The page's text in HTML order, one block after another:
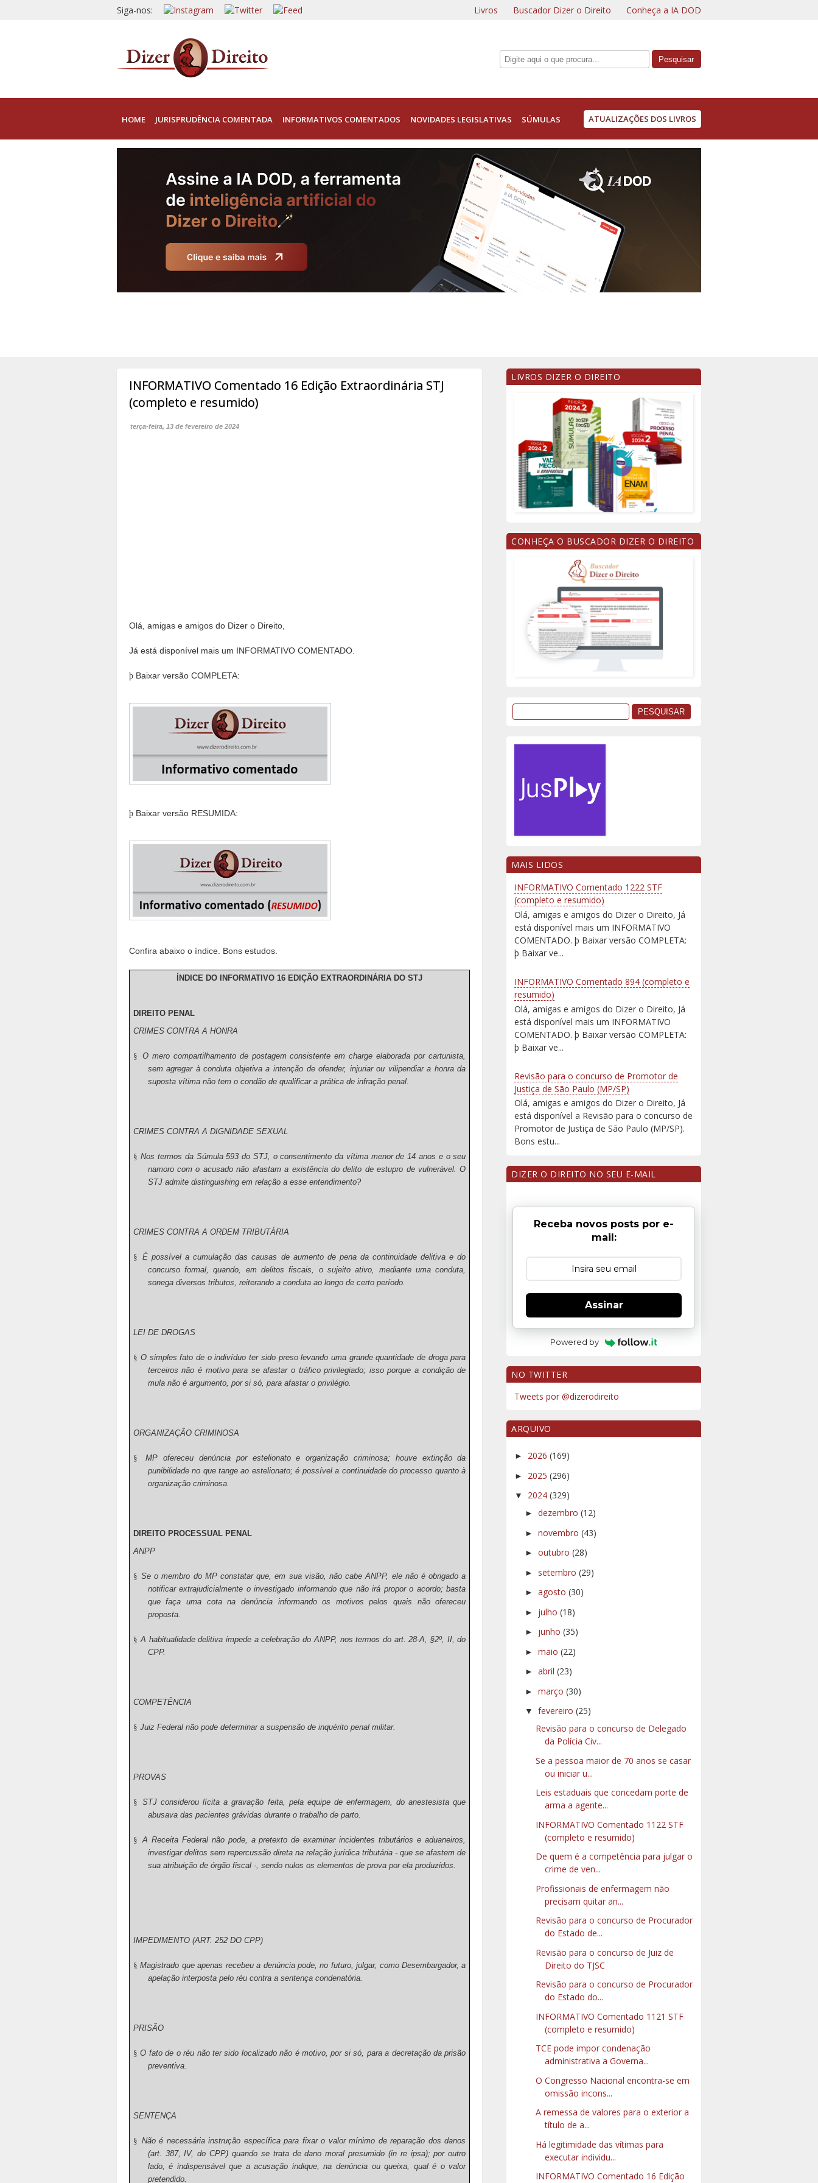
Siga-nos: Livros Buscador Dizer o Direito Conheça a IA DOD
HOME JURISPRUDÊNCIA COMENTADA INFORMATIVOS COMENTADOS NOVIDADES LEGISLATIVAS SÚMULAS ATUALIZAÇÕES DOS LIVROS
INFORMATIVO Comentado 16 Edição Extraordinária STJ
(completo e resumido)
terça-feira, 13 de fevereiro de 2024
Olá, amigas e amigos do Dizer o Direito,
Já está disponível mais um INFORMATIVO COMENTADO.
þ Baixar versão COMPLETA:
þ Baixar versão RESUMIDA:
Confira abaixo o índice. Bons estudos.
ÍNDICE DO INFORMATIVO 16 EDIÇÃO EXTRAORDINÁRIA DO STJ
DIREITO PENAL
CRIMES CONTRA A HONRA
§ O mero compartilhamento de postagem consistente em charge elaborada por cartunista,
sem agregar à conduta objetiva a intenção de ofender, injuriar ou vilipendiar a honra da
suposta vítima não tem o condão de qualificar a prática de infração penal.
CRIMES CONTRA A DIGNIDADE SEXUAL
§ Nos termos da Súmula 593 do STJ, o consentimento da vítima menor de 14 anos e o seu
namoro com o acusado não afastam a existência do delito de estupro de vulnerável. O
STJ admite distinguishing em relação a esse entendimento?
CRIMES CONTRA A ORDEM TRIBUTÁRIA
§ É possível a cumulação das causas de aumento de pena da continuidade delitiva e do
concurso formal, quando, em delitos fiscais, o sujeito ativo, mediante uma conduta,
sonega diversos tributos, reiterando a conduta ao longo de certo período.
LEI DE DROGAS
§ O simples fato de o indivíduo ter sido preso levando uma grande quantidade de droga para
terceiros não é motivo para se afastar o tráfico privilegiado; isso porque a condição de
mula não é argumento, por si só, para afastar o privilégio.
ORGANIZAÇÃO CRIMINOSA
§
MP ofereceu denúncia por estelionato e organização criminosa; houve extinção da
punibilidade no que tange ao estelionato; é possível a continuidade do processo quanto à
organização criminosa.
DIREITO PROCESSUAL PENAL
ANPP
§ Se o membro do MP constatar que, em sua visão, não cabe ANPP, ele não é obrigado a
notificar extrajudicialmente o investigado informando que não irá propor o acordo; basta
que faça uma cota na denúncia informando os motivos pelos quais não ofereceu
proposta.
§ A habitualidade delitiva impede a celebração do ANPP, nos termos do art. 28-A, §2º, II, do
CPP.
COMPETÊNCIA
§ Juiz Federal não pode determinar a suspensão de inquérito penal militar.
PROVAS
§ STJ considerou lícita a gravação feita, pela equipe de enfermagem, do anestesista que
abusava das pacientes grávidas durante o trabalho de parto.
§ A Receita Federal não pode, a pretexto de examinar incidentes tributários e aduaneiros,
investigar delitos sem repercussão direta na relação jurídica tributária - que se afastem de
sua atribuição de órgão fiscal -, sendo nulos os elementos de prova por ela produzidos.
IMPEDIMENTO (ART. 252 DO CPP)
§ Magistrado que apenas recebeu a denúncia pode, no futuro, julgar, como Desembargador, a
apelação interposta pelo réu contra a sentença condenatória.
PRISÃO
§ O fato de o réu não ter sido localizado não é motivo, por si só, para a decretação da prisão
preventiva.
SENTENÇA
§ Não é necessária instrução específica para fixar o valor mínimo de reparação dos danos
(art. 387, IV, do CPP) quando se trata de dano moral presumido (in re ipsa); por outro
lado, é indispensável que a acusação indique, na denúncia ou queixa, qual é o valor
pretendido.
LIVROS DIZER O DIREITO
CONHEÇA O BUSCADOR DIZER O DIREITO
MAIS LIDOS
INFORMATIVO Comentado 1222 STF
(completo e resumido)
Olá, amigas e amigos do Dizer o Direito, Já
está disponível mais um INFORMATIVO
COMENTADO. þ Baixar versão COMPLETA:
þ Baixar ve...
INFORMATIVO Comentado 894 (completo e
resumido)
Olá, amigas e amigos do Dizer o Direito, Já
está disponível mais um INFORMATIVO
COMENTADO. þ Baixar versão COMPLETA:
þ Baixar ve...
Revisão para o concurso de Promotor de
Justiça de São Paulo (MP/SP)
Olá, amigas e amigos do Dizer o Direito, Já
está disponível a Revisão para o concurso de
Promotor de Justiça de São Paulo (MP/SP).
Bons estu...
DIZER O DIREITO NO SEU E-MAIL
Receba novos posts por e-
mail:
Assinar
Powered by
NO TWITTER
Tweets por @dizerodireito
ARQUIVO
► 2026 (169)
► 2025 (296)
▼ 2024 (329)
► dezembro (12)
► novembro (43)
► outubro (28)
► setembro (29)
► agosto (30)
► julho (18)
► junho (35)
► maio (22)
► abril (23)
► março (30)
▼ fevereiro (25)
Revisão para o concurso de Delegado
da Polícia Civ...
Se a pessoa maior de 70 anos se casar
ou iniciar u...
Leis estaduais que concedam porte de
arma a agente...
INFORMATIVO Comentado 1122 STF
(completo e resumido)
De quem é a competência para julgar o
crime de ven...
Profissionais de enfermagem não
precisam quitar an...
Revisão para o concurso de Procurador
do Estado de...
Revisão para o concurso de Juiz de
Direito do TJSC
Revisão para o concurso de Procurador
do Estado do...
INFORMATIVO Comentado 1121 STF
(completo e resumido)
TCE pode impor condenação
administrativa a Governa...
O Congresso Nacional encontra-se em
omissão incons...
A remessa de valores para o exterior a
título de a...
Há legitimidade das vítimas para
executar individu...
INFORMATIVO Comentado 16 Edição